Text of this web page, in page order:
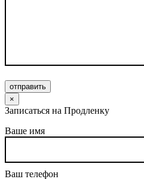
отправить
×
Записаться на Продленку
Ваше имя
Ваш телефон